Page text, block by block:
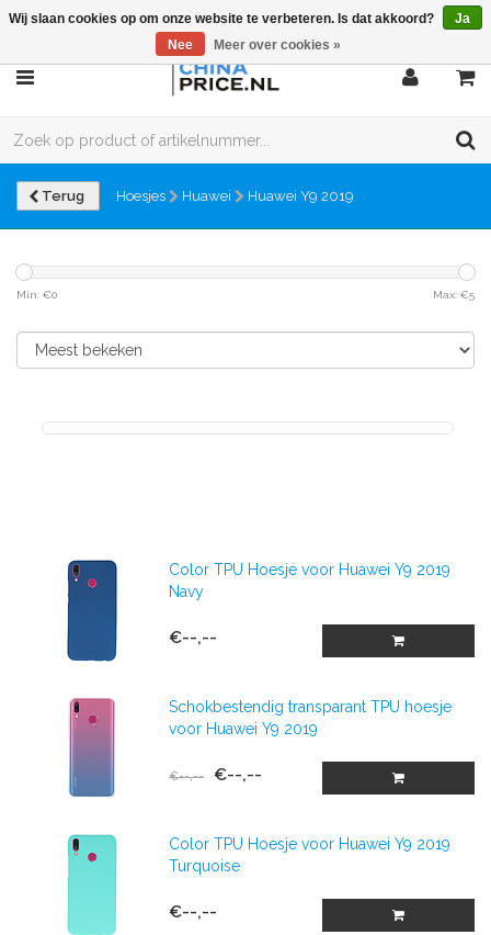
Terug Hoesjes Huawei Huawei Y9 2019
Min: €0 Max: €5
Color TPU Hoesje voor Huawei Y9 2019
Navy
€--,--
Schokbestendig transparant TPU hoesje
voor Huawei Y9 2019
€--,-- €--,--
Color TPU Hoesje voor Huawei Y9 2019
Turquoise
€--,--
Wij slaan cookies op om onze website te verbeteren. Is dat akkoord?
Ja
Nee
Meer over cookies »